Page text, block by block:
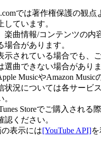
では著作権保護の観点
しています。
楽曲情報/コンテンツの内
場合があります。
示されている場合でも、
選曲できない場合がありま
MusicやAmazon Music
状況については各サービ
Storeでご購入される
認ください。
の表示には[YouTube API]